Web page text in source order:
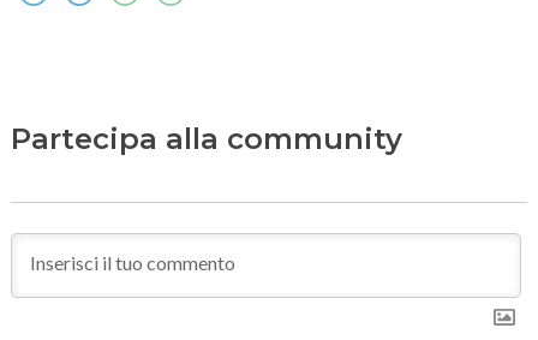
Partecipa alla community